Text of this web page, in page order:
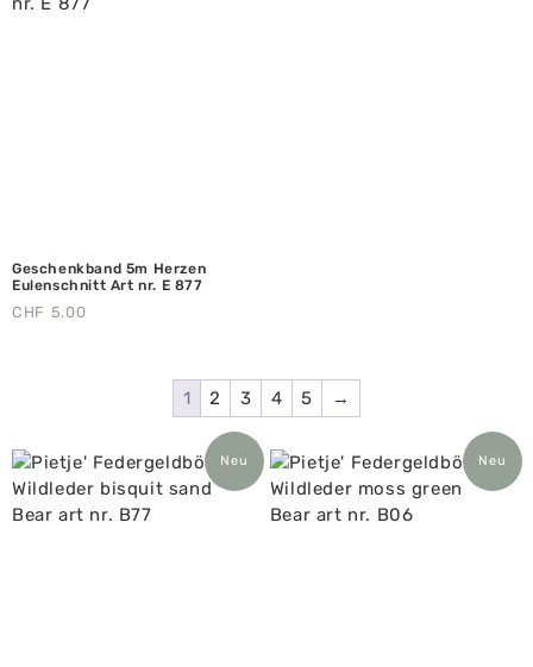
Geschenkband 5m Herzen
Eulenschnitt Art nr. E 877
CHF 5.00
1 2 3 4 5 →
Neu Neu